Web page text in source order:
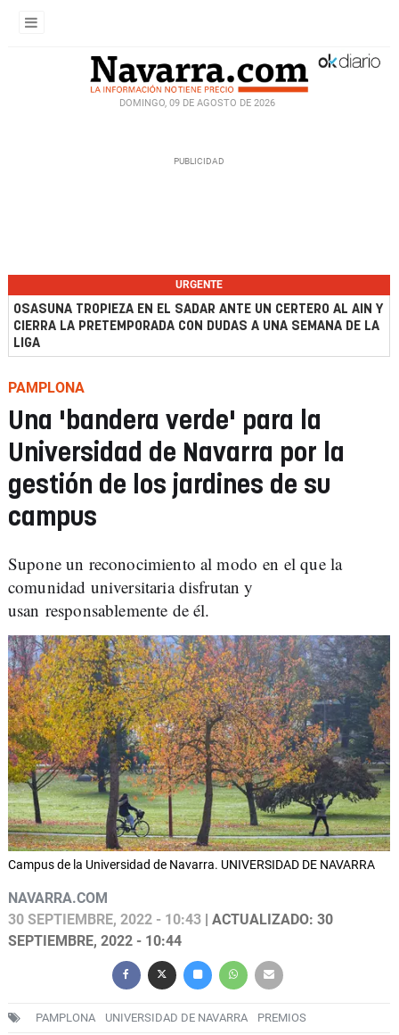
DOMINGO, 09 DE AGOSTO DE 2026
URGENTE
OSASUNA TROPIEZA EN EL SADAR ANTE UN CERTERO AL AIN Y
CIERRA LA PRETEMPORADA CON DUDAS A UNA SEMANA DE LA
LIGA
PAMPLONA
Una 'bandera verde' para la
Universidad de Navarra por la
gestión de los jardines de su
campus
Supone un reconocimiento al modo en el que la
comunidad universitaria disfrutan y
usan responsablemente de él.
Campus de la Universidad de Navarra. UNIVERSIDAD DE NAVARRA
NAVARRA.COM
30 SEPTIEMBRE, 2022 - 10:43 | ACTUALIZADO: 30
SEPTIEMBRE, 2022 - 10:44
PAMPLONA UNIVERSIDAD DE NAVARRA PREMIOS